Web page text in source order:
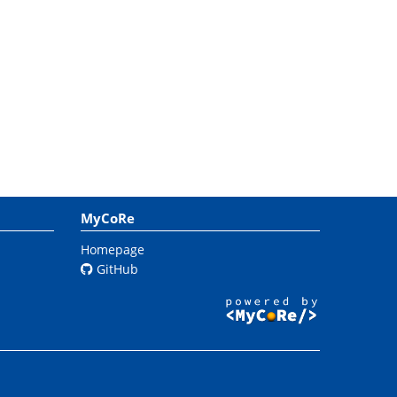
MyCoRe
Homepage
GitHub